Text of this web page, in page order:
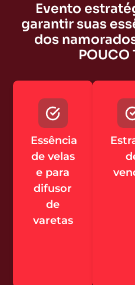
Evento
garantir suas
dos
POUCO
Essência
de velas
e para
difusor
de
varetas